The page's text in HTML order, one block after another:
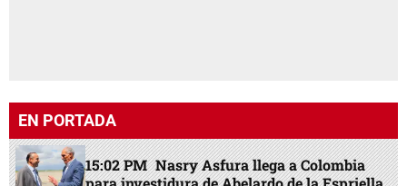
EN PORTADA
15:02 PM Nasry Asfura llega a Colombia